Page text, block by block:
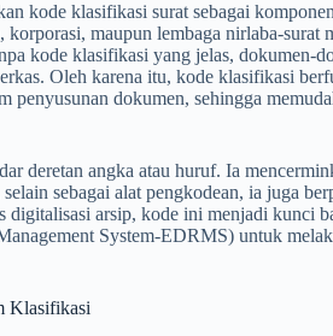
kode klasifikasi surat sebagai
maupun lembaga nirlaba-
kode klasifikasi yang jelas, dokumen-
Oleh karena itu, kode klasifikasi
penyusunan dokumen, sehingga
deretan angka atau huruf. Ia
sebagai alat pengkodean, ia juga
digitalisasi arsip, kode ini menjadi kunci
System-EDRMS) untuk
Klasifikasi